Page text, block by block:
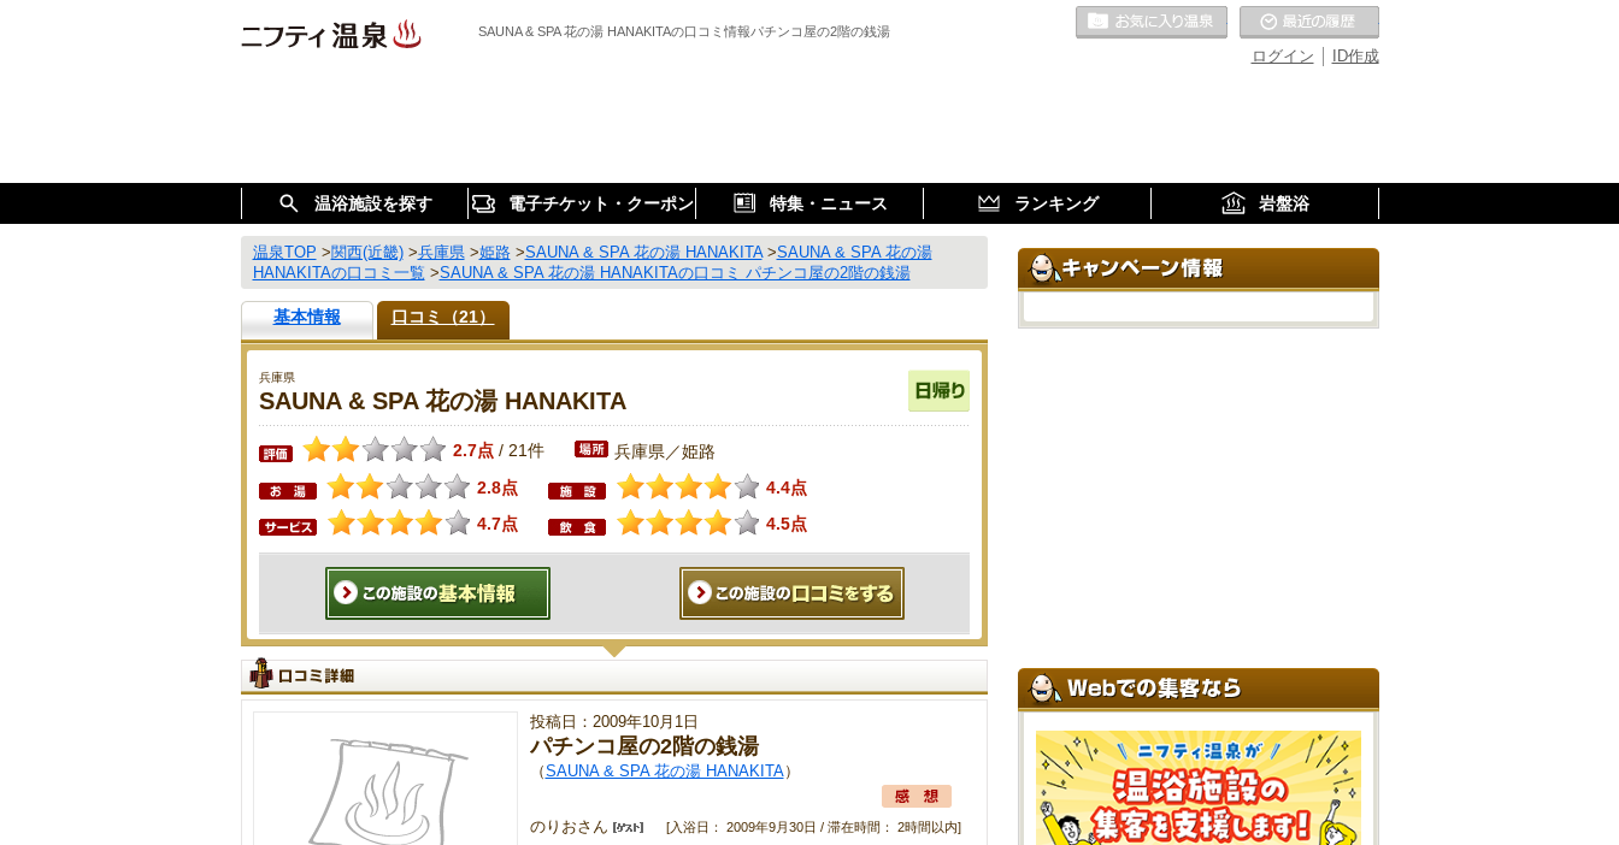
SAUNA & SPA 花の湯 HANAKITAの口コミ情報パチンコ屋の2階の銭湯
ID作成
ログイン
お気に入りの温泉
温浴施設を探す 電子チケット・クーポン 特集・ニュース ランキング 岩盤浴
温泉TOP >関西(近畿)>兵庫県>姫路>SAUNA & SPA 花の湯 HANAKITA>SAUNA & SPA 花の湯
HANAKITAの口コミ一覧 >SAUNA & SPA 花の湯 HANAKITAの口コミ パチンコ屋の2階の銭湯
基本情報 口コミ（21）
兵庫県
SAUNA & SPA 花の湯 HANAKITA
2.7点 / 21件 兵庫県／姫路
2.8点
4.4点
4.7点
4.5点
投稿日：2009年10月1日
パチンコ屋の2階の銭湯
（SAUNA & SPA 花の湯 HANAKITA）
のりおさん [入浴日： 2009年9月30日 / 滞在時間： 2時間以内]